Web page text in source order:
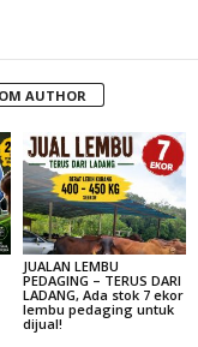
AUTHOR
JUALAN LEMBU
PEDAGING – TERUS DARI
LADANG, Ada stok 7 ekor
lembu pedaging untuk
dijual!